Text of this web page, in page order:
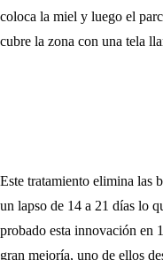
coloca la miel y luego el
cubre la zona con una tela
Este tratamiento elimina las
un lapso de 14 a 21 días lo
probado esta innovación en
gran mejoría, uno de ellos